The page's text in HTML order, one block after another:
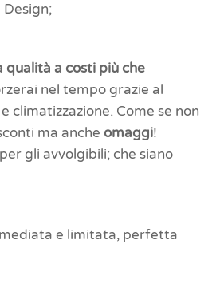
qualità a costi più che
nel tempo grazie al
climatizzazione. Come se non
ma anche omaggi!
gli avvolgibili; che siano
e limitata, perfetta